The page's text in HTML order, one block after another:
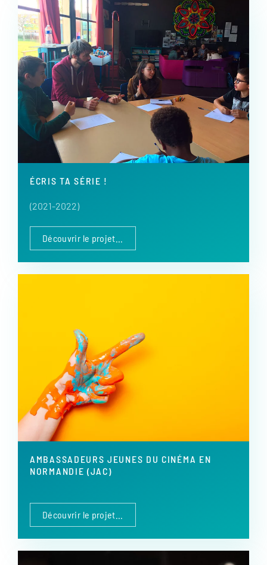
ÉCRIS TA SÉRIE !
(2021-2022)
Découvrir le projet...
AMBASSADEURS JEUNES DU CINÉMA EN
NORMANDIE (JAC)
Découvrir le projet...